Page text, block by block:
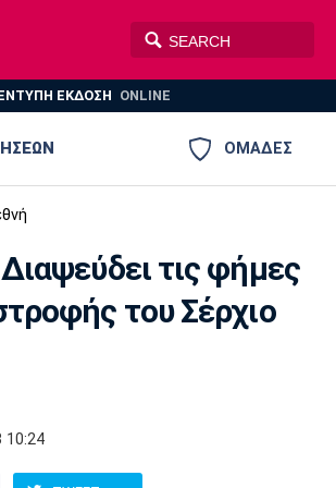
ΕΚΔΟΣΗ ONLINE
ΟΜΑΔΕΣ
ΣΠΟΡ
1
2
Αγώνες
ΑΕΚ ΠΑΟΚ
τις φήμες
του Σέρχιο
10:24